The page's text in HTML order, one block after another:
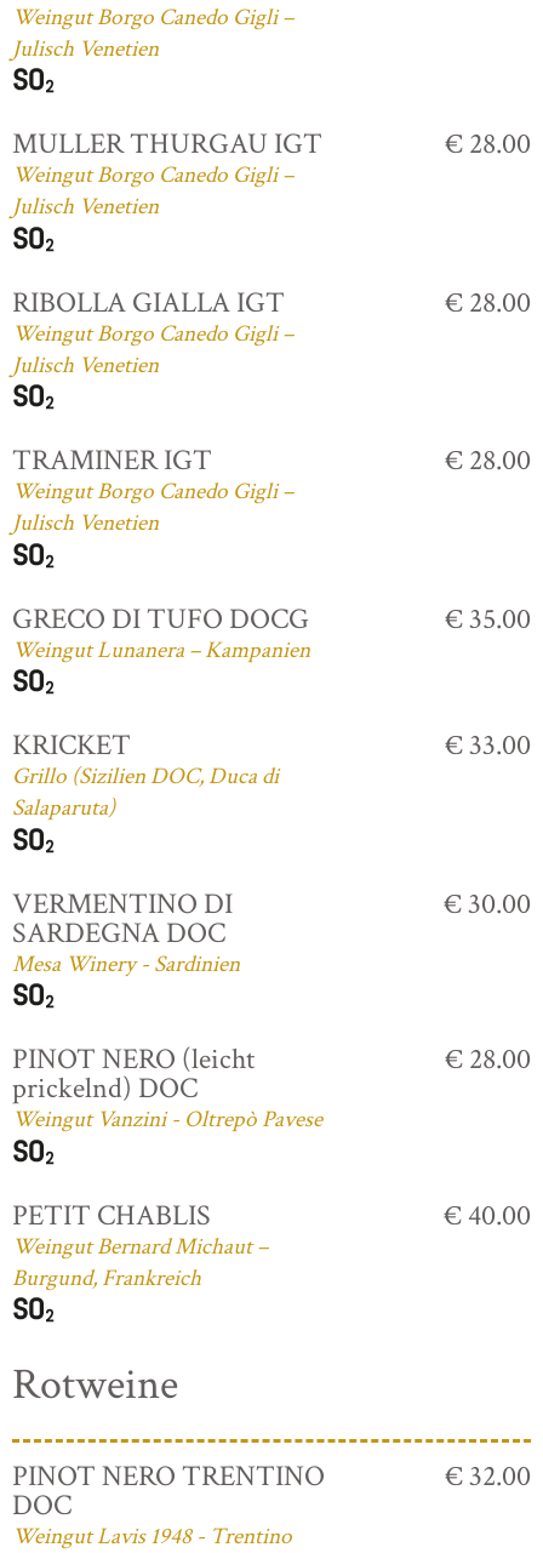
Weingut Borgo Canedo Gigli –
Julisch Venetien
MULLER THURGAU IGT
Weingut Borgo Canedo Gigli –
Julisch Venetien
€ 28.00
RIBOLLA GIALLA IGT
Weingut Borgo Canedo Gigli –
Julisch Venetien
€ 28.00
TRAMINER IGT
Weingut Borgo Canedo Gigli –
Julisch Venetien
€ 28.00
GRECO DI TUFO DOCG
Weingut Lunanera – Kampanien
€ 35.00
KRICKET
Grillo (Sizilien DOC, Duca di
Salaparuta)
€ 33.00
VERMENTINO DI
SARDEGNA DOC
Mesa Winery - Sardinien
€ 30.00
PINOT NERO (leicht
prickelnd) DOC
Weingut Vanzini - Oltrepò Pavese
€ 28.00
PETIT CHABLIS
Weingut Bernard Michaut –
Burgund, Frankreich
€ 40.00
Rotweine
PINOT NERO TRENTINO
DOC
Weingut Lavis 1948 - Trentino
€ 32.00